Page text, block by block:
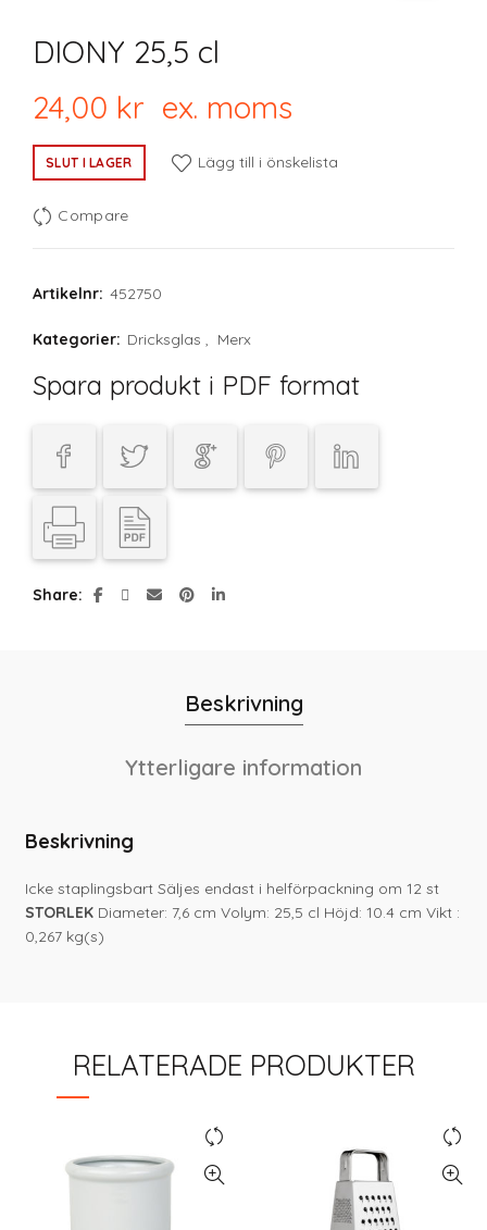
DIONY 25,5 cl
24,00 kr ex. moms
SLUT I LAGER Lägg till i önskelista
Compare
Artikelnr: 452750
Kategorier: Dricksglas , Merx
Spara produkt i PDF format
Share
Beskrivning
Ytterligare information
Beskrivning
Icke staplingsbart Säljes endast i helförpackning om 12 st
STORLEK Diameter: 7,6 cm Volym: 25,5 cl Höjd: 10.4 cm Vikt :
0,267 kg(s)
RELATERADE PRODUKTER